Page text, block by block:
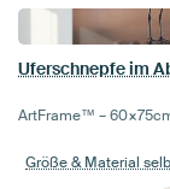
Uferschnepfe im
ArtFrame™ –60×75
Größe & Material